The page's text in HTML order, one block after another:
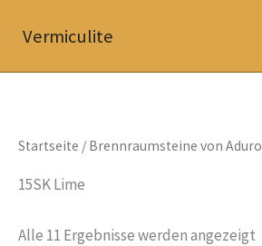
InhaltVermiculite
Startseite / Brennraumsteine von Aduro
15SK Lime
Alle 11 Ergebnisse werden angezeigt